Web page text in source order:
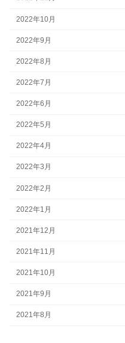
2022年10月
2022年9月
2022年8月
2022年7月
2022年6月
2022年5月
2022年4月
2022年3月
2022年2月
2022年1月
2021年12月
2021年11月
2021年10月
2021年9月
2021年8月